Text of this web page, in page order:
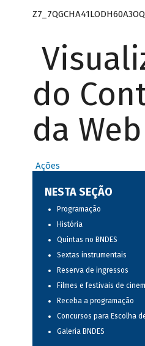
do
da Web
Ações
NESTA SEÇÃO
Programação
História
Quintas no BNDES
Sextas instrumentais
Reserva de ingressos
Filmes e festivais de
Receba a programação
Concursos para Escolha
Galeria BNDES